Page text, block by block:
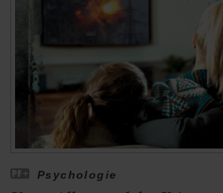
Psychologie